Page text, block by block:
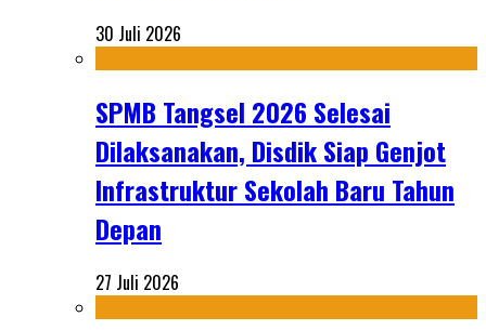
30 Juli 2026
SPMB Tangsel 2026 Selesai
Dilaksanakan, Disdik Siap Genjot
Infrastruktur Sekolah Baru Tahun
Depan
27 Juli 2026